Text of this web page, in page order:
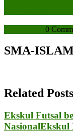
0
SMA-
Related Posts
Ekskul Futsal
NasionalEkskul